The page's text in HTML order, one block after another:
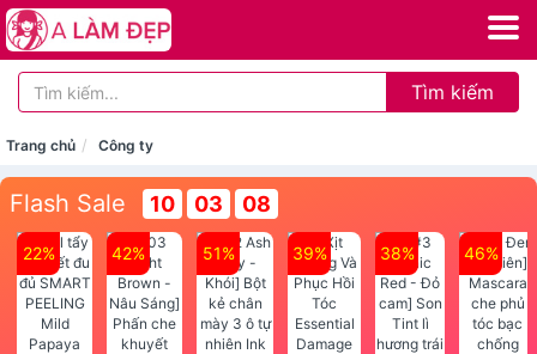
Tìm kiếm
Trang chủ Công ty
Flash Sale 10 03 08
22% 42% 51% 39% 38% 46%